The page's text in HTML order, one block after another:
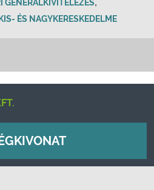
GENERÁLKIVITELEZÉS
ÉS NAGYKERESKEDELME